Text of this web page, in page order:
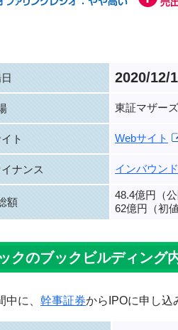
日 2020/12/
東証マザーズ
ト Webサイト
ナンス インバウン
額
48.4億円（
62億円（初
クのブックビルディング
に、 幹事証券からIPOに申し込